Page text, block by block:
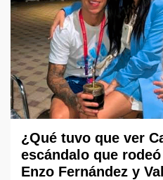
¿Qué tuvo que ver
escándalo que
Enzo Fernández y